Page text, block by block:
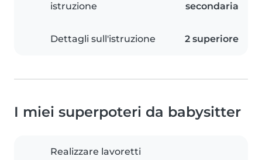
istruzione
secondaria
Dettagli sull'istruzione 2 superiore
I miei superpoteri da babysitter
Realizzare lavoretti